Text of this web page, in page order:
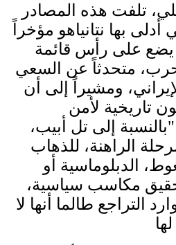
تلفت هذه المصادر
بها نتانياهو مؤخراً
على رأس قائمة
متحدثاً عن السعي
ومشيراً إلى أن
تاريخية لأمن
إلى تل أبيب،
الراهنة، للذهاب
الدبلوماسية أو
مكاسب سياسية،
التراجع طالما أنها لا